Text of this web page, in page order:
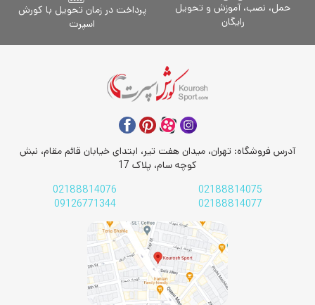
حمل، نصب، آموزش و تحویل
رایگان
پرداخت در زمان تحویل با کورش
اسپرت
آدرس فروشگاه: تهران، میدان هفت تیر، ابتدای خیابان قائم مقام، نبش
کوچه سام، پلاک 17
02188814075
02188814076
02188814077
09126771344